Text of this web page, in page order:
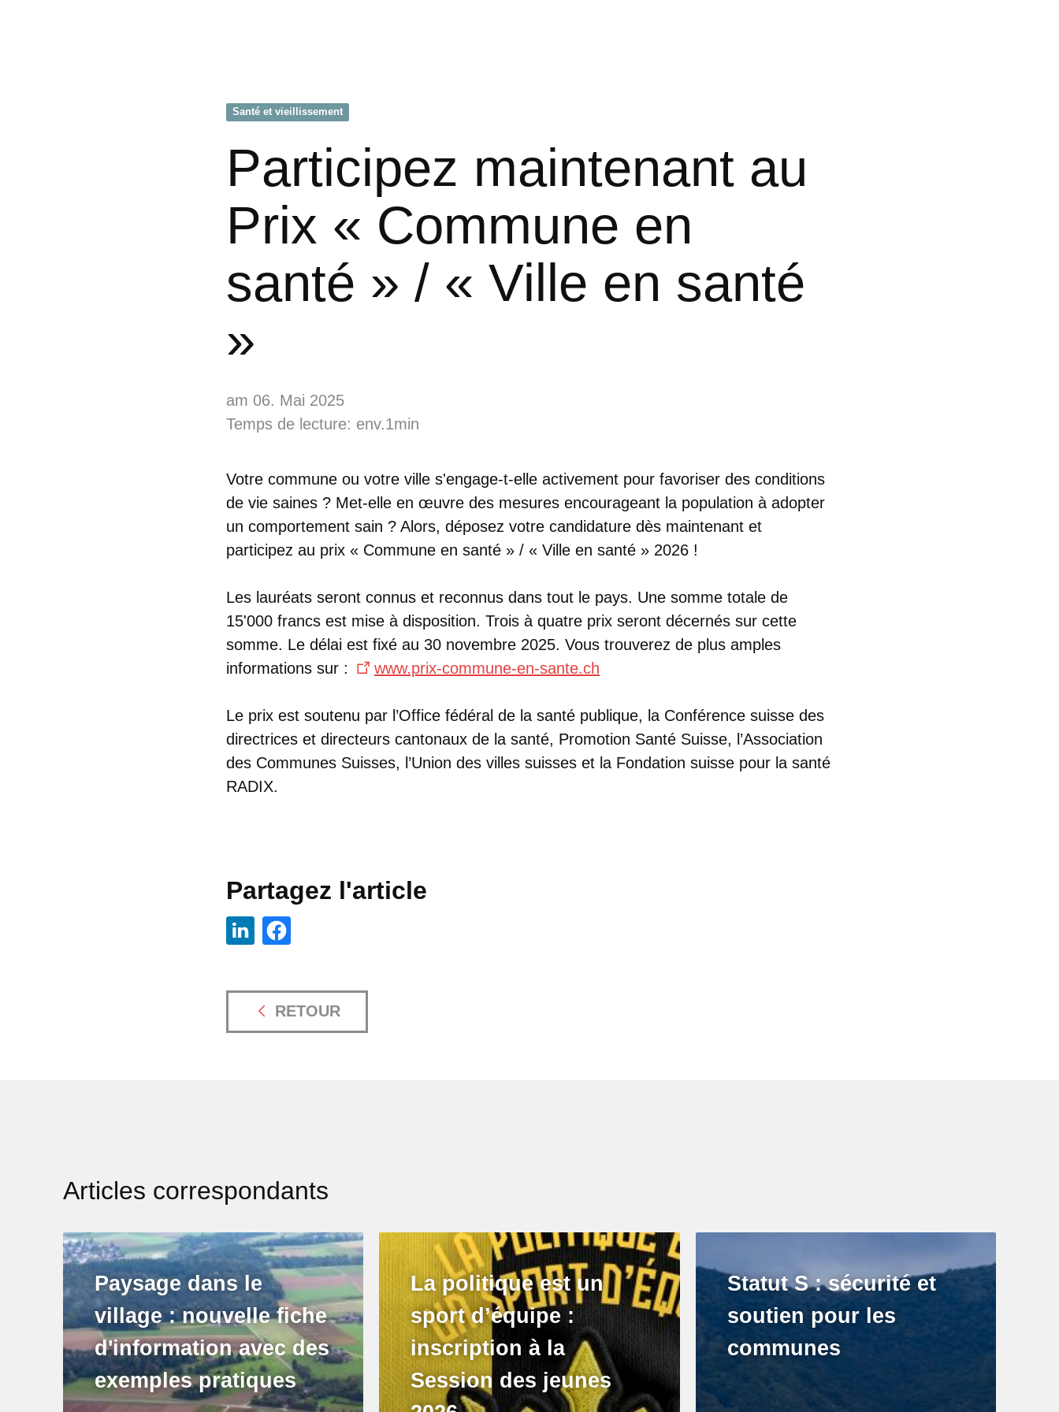
Santé et vieillissement
Participez maintenant au
Prix « Commune en
santé » / « Ville en santé
»
am 06. Mai 2025
Temps de lecture: env.1min
Votre commune ou votre ville s'engage-t-elle activement pour favoriser des conditions
de vie saines ? Met-elle en œuvre des mesures encourageant la population à adopter
un comportement sain ? Alors, déposez votre candidature dès maintenant et
participez au prix « Commune en santé » / « Ville en santé » 2026 !
Les lauréats seront connus et reconnus dans tout le pays. Une somme totale de
15'000 francs est mise à disposition. Trois à quatre prix seront décernés sur cette
somme. Le délai est fixé au 30 novembre 2025. Vous trouverez de plus amples
informations sur :
www.prix-commune-en-sante.ch
Le prix est soutenu par l’Office fédéral de la santé publique, la Conférence suisse des
directrices et directeurs cantonaux de la santé, Promotion Santé Suisse, l’Association
des Communes Suisses, l’Union des villes suisses et la Fondation suisse pour la santé
RADIX.
Partagez l'article
RETOUR
Articles correspondants
Paysage dans le
village : nouvelle fiche
d'information avec des
exemples pratiques
La politique est un
sport d’équipe :
inscription à la
Session des jeunes
Statut S : sécurité et
soutien pour les
communes